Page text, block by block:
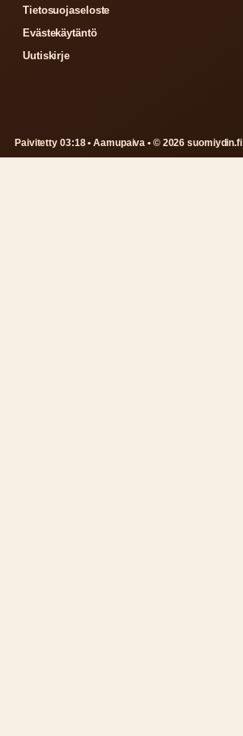
Tietosuojaseloste
Evästekäytäntö
Uutiskirje
Paivitetty 03:18 • Aamupaiva • © 2026 suomiydin.fi